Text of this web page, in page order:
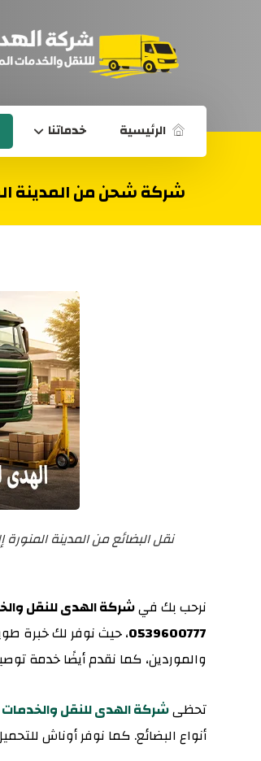
الرئيسية خدماتنا
شركة شحن من المدينة المنورة
نقل البضائع من المدينة
نرحب بك فيشركة الهدى للنقل
0539600777
والموردين، كما نقدم أيضًا خدمة
تحظىشركة الهدى للنقل والخدمات
أنواع البضائع. كما نوفر أوناش